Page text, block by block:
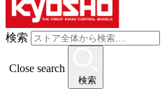
検索
Close search
検索